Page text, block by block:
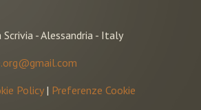
Scrivia - Alessandria - Italy
Policy| Preferenze Cookie